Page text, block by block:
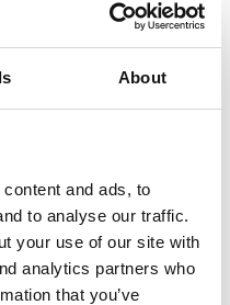
About
and ads, to
to analyse our traffic.
your use of our site with
analytics partners who
that you’ve